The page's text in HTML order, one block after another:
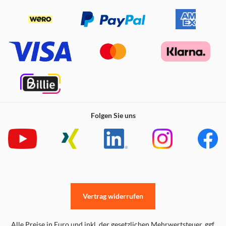
Folgen Sie uns
Alle Preise in Euro und inkl. der gesetzlichen Mehrwertsteuer. ggf.
Vertrag widerrufen